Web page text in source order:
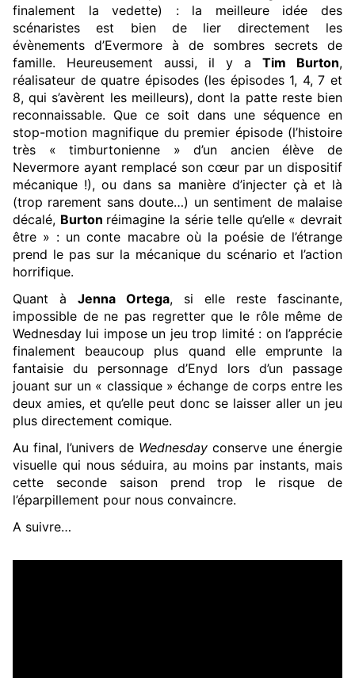
finalement la vedette) : la meilleure idée des
scénaristes est bien de lier directement les
évènements d’Evermore à de sombres secrets de
famille. Heureusement aussi, il y a
Tim Burton,
réalisateur de quatre épisodes (les épisodes 1, 4, 7 et
8, qui s’avèrent les meilleurs), dont la patte reste bien
reconnaissable. Que ce soit dans une séquence en
stop-motion magnifique du premier épisode (l’histoire
très « timburtonienne » d’un ancien élève de
Nevermore ayant remplacé son cœur par un dispositif
mécanique !), ou dans sa manière d’injecter çà et là
(trop rarement sans doute…) un sentiment de malaise
décalé, Burton réimagine la série telle qu’elle « devrait
être » : un conte macabre où la poésie de l’étrange
prend le pas sur la mécanique du scénario et l’action
horrifique.
Quant à
Jenna Ortega, si elle reste fascinante,
impossible de ne pas regretter que le rôle même de
Wednesday lui impose un jeu trop limité : on l’apprécie
finalement beaucoup plus quand elle emprunte la
fantaisie du personnage d’Enyd lors d’un passage
jouant sur un « classique » échange de corps entre les
deux amies, et qu’elle peut donc se laisser aller un jeu
plus directement comique.
Au final, l’univers de Wednesday conserve une énergie
visuelle qui nous séduira, au moins par instants, mais
cette seconde saison prend trop le risque de
l’éparpillement pour nous convaincre.
A suivre…